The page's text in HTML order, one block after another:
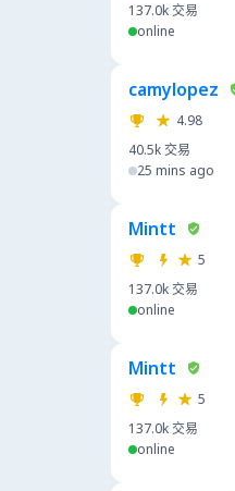
137.0k交易
online
camylopez
4.98
40.5k交易
25 mins ago
Mintt
5
137.0k交易
online
Mintt
5
137.0k交易
online